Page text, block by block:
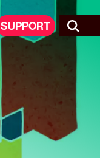
SUPPORT